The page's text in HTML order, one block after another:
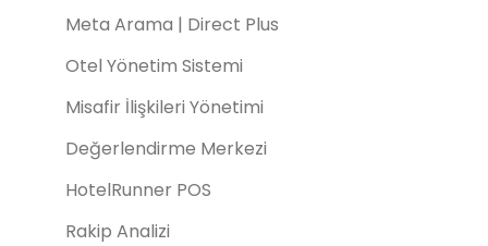
Meta Arama | Direct Plus
Otel Yönetim Sistemi
Misafir İlişkileri Yönetimi
Değerlendirme Merkezi
HotelRunner POS
Rakip Analizi